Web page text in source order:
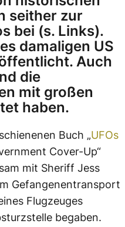
seither zur
bei (s. Links).
damaligen US
Auch
die
mit großen
haben.
Buch „UFOs
Cover-Up“
mit Sheriff Jess
Gefangenentransport
Flugzeuges
begaben.